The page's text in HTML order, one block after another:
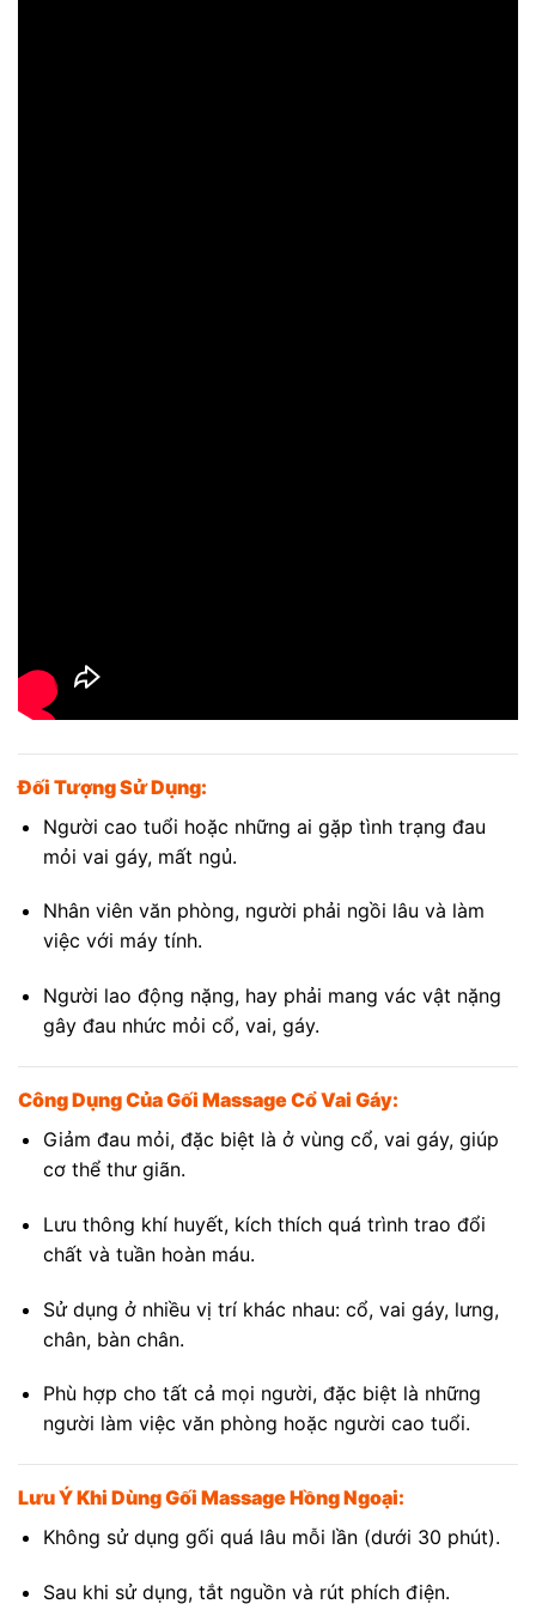
Đối Tượng Sử Dụng:
Người cao tuổi hoặc những ai gặp tình trạng đau
mỏi vai gáy, mất ngủ.
Nhân viên văn phòng, người phải ngồi lâu và làm
việc với máy tính.
Người lao động nặng, hay phải mang vác vật nặng
gây đau nhức mỏi cổ, vai, gáy.
Công Dụng Của Gối Massage Cổ Vai Gáy:
Giảm đau mỏi, đặc biệt là ở vùng cổ, vai gáy, giúp
cơ thể thư giãn.
Lưu thông khí huyết, kích thích quá trình trao đổi
chất và tuần hoàn máu.
Sử dụng ở nhiều vị trí khác nhau: cổ, vai gáy, lưng,
chân, bàn chân.
Phù hợp cho tất cả mọi người, đặc biệt là những
người làm việc văn phòng hoặc người cao tuổi.
Lưu Ý Khi Dùng Gối Massage Hồng Ngoại:
Không sử dụng gối quá lâu mỗi lần (dưới 30 phút).
Sau khi sử dụng, tắt nguồn và rút phích điện.